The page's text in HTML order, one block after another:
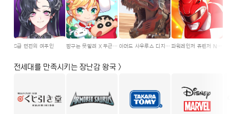
S급 던전의 여주인 짱구는 못말려 X 두근두근 레스토랑 아머드 사우루스 디지털컬렉터블스 파워레인저 쥬렌저 NFT 카드
전세대를 만족시키는 장난감 왕국 >